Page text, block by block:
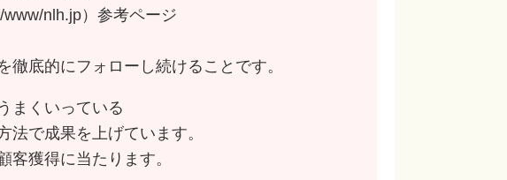
nlh.jp）参考ページ
徹底的にフォローし続けることです。
まくいっている
法で成果を上げています。
客獲得に当たります。